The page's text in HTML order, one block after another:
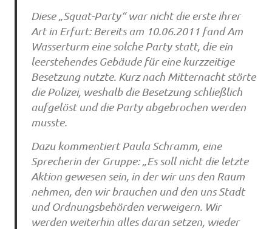
Diese „Squat-Party“ war nicht die erste ihrer
Art in Erfurt: Bereits am 10.06.2011 fand Am
Wasserturm eine solche Party statt, die ein
leerstehendes Gebäude für eine kurzzeitige
Besetzung nutzte. Kurz nach Mitternacht störte
die Polizei, weshalb die Besetzung schließlich
aufgelöst und die Party abgebrochen werden
musste.
Dazu kommentiert Paula Schramm, eine
Sprecherin der Gruppe: „Es soll nicht die letzte
Aktion gewesen sein, in der wir uns den Raum
nehmen, den wir brauchen und den uns Stadt
und Ordnungsbehörden verweigern. Wir
werden weiterhin alles daran setzen, wieder